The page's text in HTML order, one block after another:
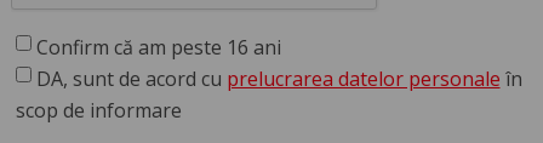
Confirm că am peste 16 ani
DA, sunt de acord cu prelucrarea datelor personale în
scop de informare